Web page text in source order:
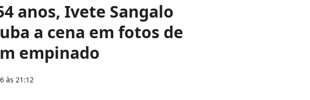
anos, Ivete Sangalo
a cena em fotos de
empinado
às 21:12